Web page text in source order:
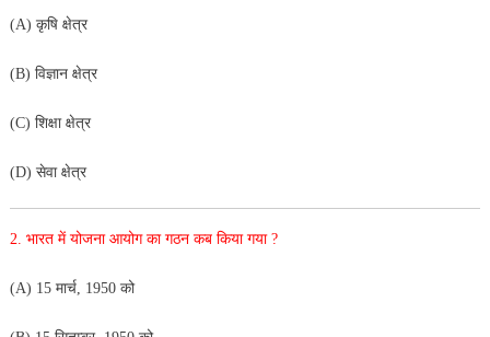
(A) कृषि क्षेत्र
(B) विज्ञान क्षेत्र
(C) शिक्षा क्षेत्र
(D) सेवा क्षेत्र
2. भारत में योजना आयोग का गठन कब किया गया ?
(A) 15 मार्च, 1950 को